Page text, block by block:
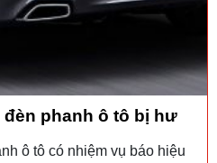
phanh ô tô bị hư
ô tô có nhiệm vụ báo hiệu